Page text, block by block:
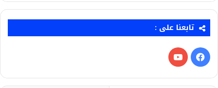
تابعنا على :
فيسبوك‫YouTube